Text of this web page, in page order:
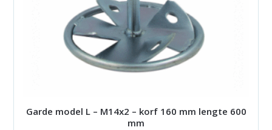
Garde model L – M14x2 – korf 160 mm lengte 600
mm